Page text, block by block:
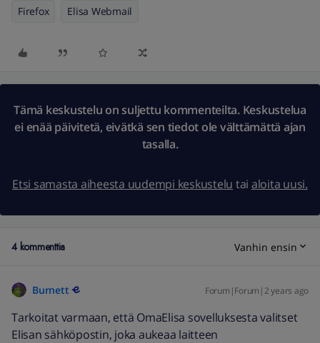
Firefox Elisa Webmail
Tämä keskustelu on suljettu kommenteilta. Keskustelua
ei enää päivitetä, eivätkä sen tiedot ole välttämättä ajan
tasalla.
Etsi samasta aiheesta uudempi keskustelu tai aloita uusi.
4 kommenttia Vanhin ensin
Burnett Forum|Forum|2 years ago
Tarkoitat varmaan, että OmaElisa sovelluksesta valitset
Elisan sähköpostin, joka aukeaa laitteen